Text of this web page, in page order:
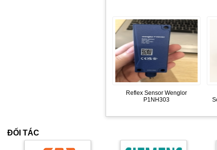
Reflex Sensor Wenglor
P1NH303
ĐỐI TÁC